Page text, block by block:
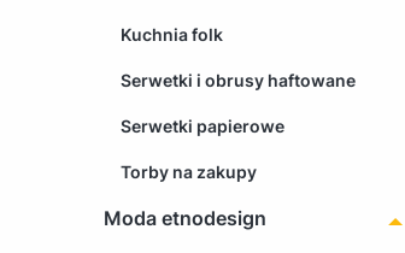
Kuchnia folk
Serwetki i obrusy haftowane
Serwetki papierowe
Torby na zakupy
Moda etnodesign